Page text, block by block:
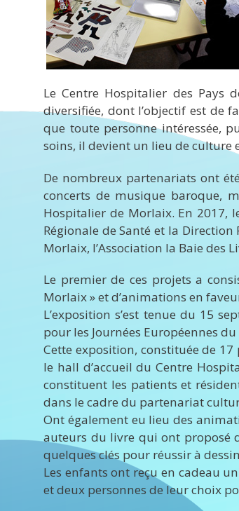
Le Centre Hospitalier des
diversifiée, dont l’objectif est de
que toute personne intéressée,
soins, il devient un lieu de culture
De nombreux partenariats ont
concerts de musique baroque,
Hospitalier de Morlaix. En 2017,
Régionale de Santé et la
Morlaix, l’Association la Baie des
Le premier de ces projets a
Morlaix » et d’animations en
L’exposition s’est tenue du 15
pour les Journées Européennes
Cette exposition, constituée de
le hall d’accueil du Centre
constituent les patients et
dans le cadre du partenariat
Ont également eu lieu des
auteurs du livre qui ont proposé
quelques clés pour réussir à
Les enfants ont reçu en cadeau
et deux personnes de leur choix